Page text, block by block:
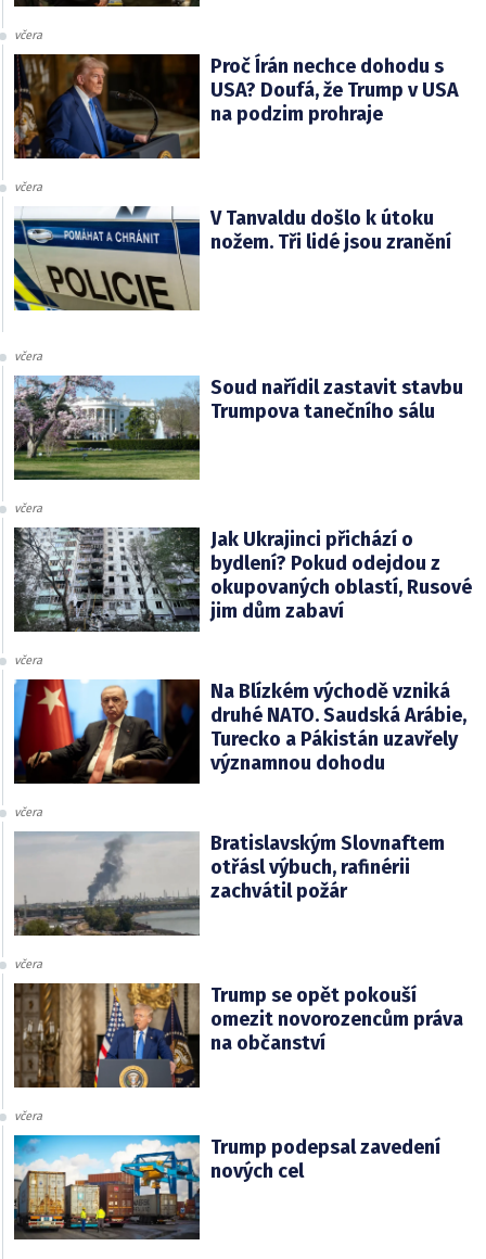
včera
Proč Írán nechce dohodu s
USA? Doufá, že Trump v USA
na podzim prohraje
včera
V Tanvaldu došlo k útoku
nožem. Tři lidé jsou zranění
včera
Soud nařídil zastavit stavbu
Trumpova tanečního sálu
včera
Jak Ukrajinci přichází o
bydlení? Pokud odejdou z
okupovaných oblastí, Rusové
jim dům zabaví
včera
Na Blízkém východě vzniká
druhé NATO. Saudská Arábie,
Turecko a Pákistán uzavřely
významnou dohodu
včera
Bratislavským Slovnaftem
otřásl výbuch, rafinérii
zachvátil požár
včera
Trump se opět pokouší
omezit novorozencům práva
na občanství
včera
Trump podepsal zavedení
nových cel